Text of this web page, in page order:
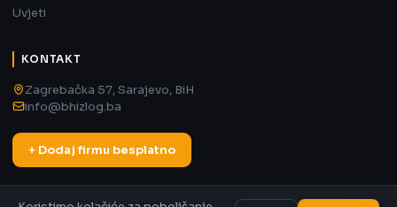
Uvjeti
KONTAKT
Zagrebačka 57, Sarajevo, BiH
info@bhizlog.ba
+ Dodaj firmu besplatno